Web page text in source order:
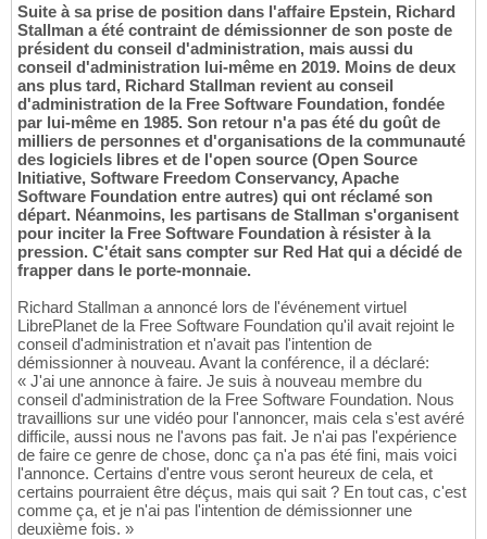
Suite à sa prise de position dans l'affaire Epstein, Richard
Stallman a été contraint de démissionner de son poste de
président du conseil d'administration, mais aussi du
conseil d'administration lui-même en 2019. Moins de deux
ans plus tard, Richard Stallman revient au conseil
d'administration de la Free Software Foundation, fondée
par lui-même en 1985. Son retour n'a pas été du goût de
milliers de personnes et d'organisations de la communauté
des logiciels libres et de l'open source (Open Source
Initiative, Software Freedom Conservancy, Apache
Software Foundation entre autres) qui ont réclamé son
départ. Néanmoins, les partisans de Stallman s'organisent
pour inciter la Free Software Foundation à résister à la
pression. C'était sans compter sur Red Hat qui a décidé de
frapper dans le porte-monnaie.
Richard Stallman a annoncé lors de l'événement virtuel
LibrePlanet de la Free Software Foundation qu'il avait rejoint le
conseil d'administration et n'avait pas l'intention de
démissionner à nouveau. Avant la conférence, il a déclaré:
« J'ai une annonce à faire. Je suis à nouveau membre du
conseil d'administration de la Free Software Foundation. Nous
travaillions sur une vidéo pour l'annoncer, mais cela s'est avéré
difficile, aussi nous ne l'avons pas fait. Je n'ai pas l'expérience
de faire ce genre de chose, donc ça n'a pas été fini, mais voici
l'annonce. Certains d'entre vous seront heureux de cela, et
certains pourraient être déçus, mais qui sait ? En tout cas, c'est
comme ça, et je n'ai pas l'intention de démissionner une
deuxième fois. »